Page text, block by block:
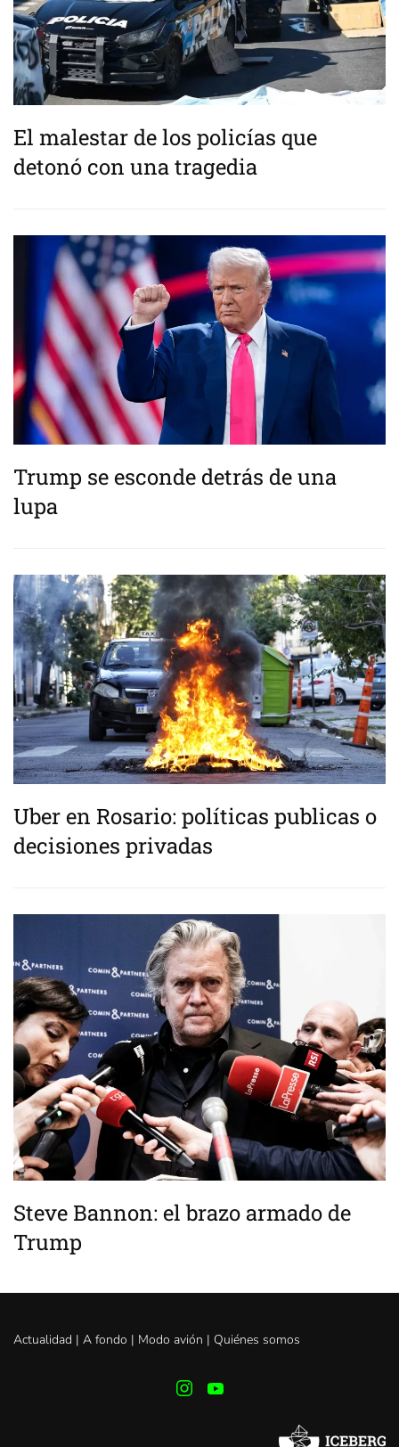
El malestar de los policías que
detonó con una tragedia
Trump se esconde detrás de una
lupa
Uber en Rosario: políticas publicas o
decisiones privadas
Steve Bannon: el brazo armado de
Trump
Actualidad | A fondo | Modo avión | Quiénes somos